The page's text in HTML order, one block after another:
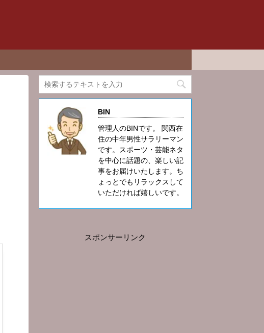
BIN
管理人のBINです。 関西在
住の中年男性サラリーマン
です。スポーツ・芸能ネタ
を中心に話題の、楽しい記
事をお届けいたします。ち
ょっとでもリラックスして
いただければ嬉しいです。
スポンサーリンク